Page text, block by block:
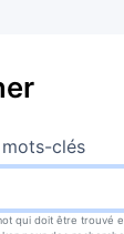
clés
qui doit être trouvé